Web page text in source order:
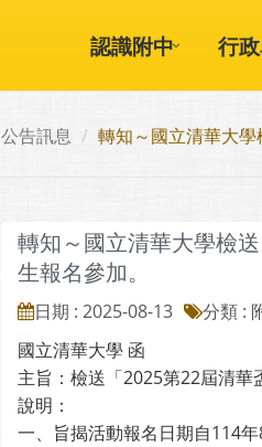
認識附中 行
公告訊息 轉知～國立清華大
轉知～國立清華大學檢
生報名參加。
日期 : 2025-08-13 分類 :
國立清華大學 函
主旨：檢送「2025第22屆清華
說明：
一、旨揭活動報名日期自114